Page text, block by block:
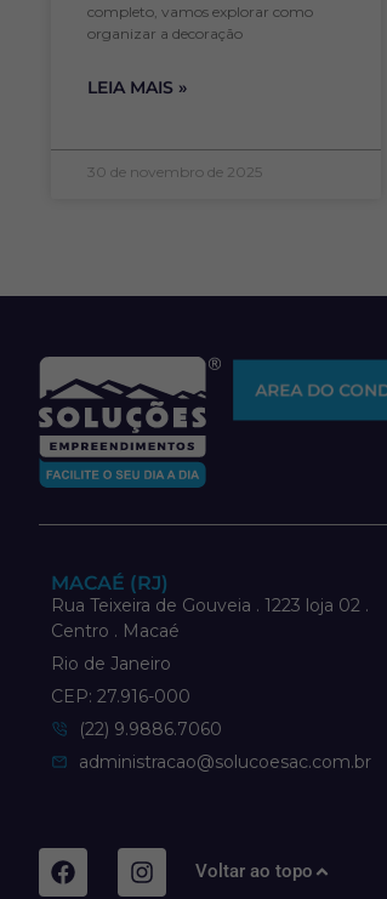
completo, vamos explorar como
organizar a decoração
LEIA MAIS »
30 de novembro de 2025
AREA DO
MACAÉ (RJ)
Rua Teixeira de Gouveia . 1223 loja 02 .
Centro . Macaé
Rio de Janeiro
CEP: 27.916-000
(22) 9.9886.7060
administracao@solucoesac.com.br
Voltar ao topo